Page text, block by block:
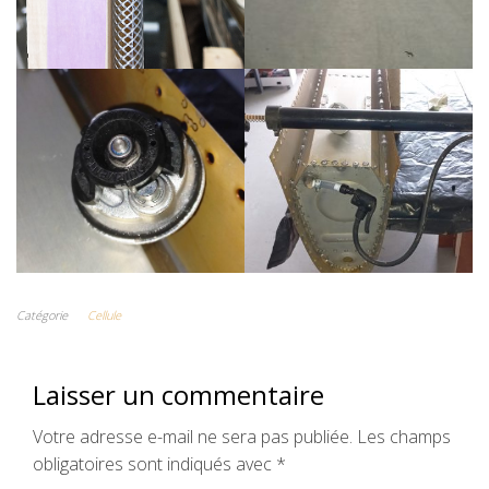
Catégorie Cellule
Laisser un commentaire
Votre adresse e-mail ne sera pas publiée. Les champs
obligatoires sont indiqués avec *